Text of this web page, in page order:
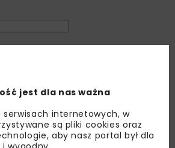
adres e-mail korespondencji
newslettera.
ZAPISZ MNIE
jest dla nas ważna
serwisach internetowych, w
są pliki cookies oraz
aby nasz portal był dla